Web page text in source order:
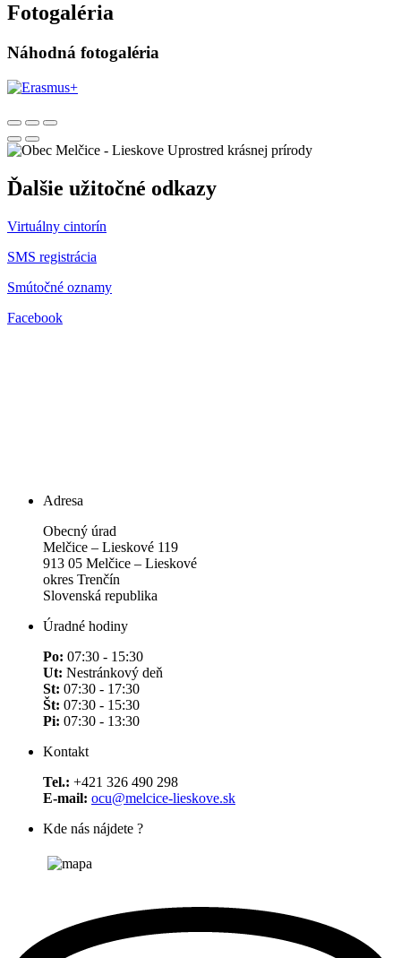
Fotogaléria
Náhodná fotogaléria
Uprostred krásnej prírody
Ďalšie užitočné odkazy
Virtuálny cintorín
SMS registrácia
Smútočné oznamy
Facebook
Adresa
Obecný úrad
Melčice – Lieskové 119
913 05 Melčice – Lieskové
okres Trenčín
Slovenská republika
Úradné hodiny
Po: 07:30 - 15:30
Ut: Nestránkový deň
St: 07:30 - 17:30
Št: 07:30 - 15:30
Pi: 07:30 - 13:30
Kontakt
Tel.: +421 326 490 298
E-mail: ocu@melcice-lieskove.sk
Kde nás nájdete ?